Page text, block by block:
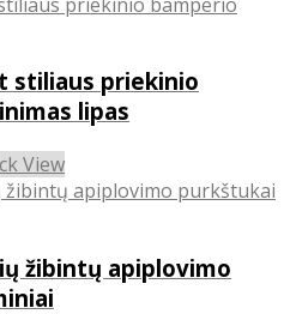
stiliaus priekinio
lipas
View
žibintų apiplovimo